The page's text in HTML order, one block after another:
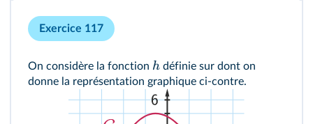
Exercice 117
On considère la fonction h définie sur dont on
donne la représentation graphique ci-contre.